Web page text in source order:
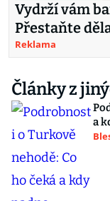
Vydrží vám
Přestaňte
Reklama
Články z
a